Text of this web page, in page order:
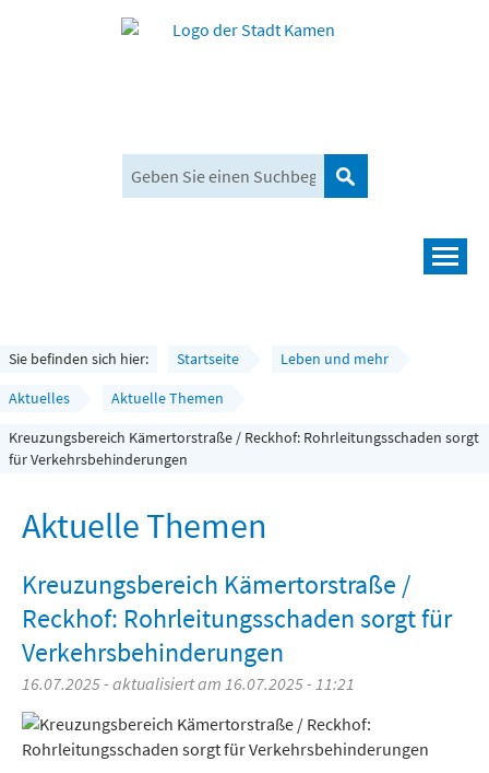
Suchen
Rathaus und Bürgerservice
Wirtschaft und Planen
Umwelt, Klima und Mobilität
Sie befinden sich hier: Startseite
Leben und mehr
Aktuelles
Aktuelle Themen
Kreuzungsbereich Kämertorstraße / Reckhof: Rohrleitungsschaden sorgt
für Verkehrsbehinderungen
Aktuelle Themen
Kreuzungsbereich Kämertorstraße /
Reckhof: Rohrleitungsschaden sorgt für
Verkehrsbehinderungen
16.07.2025 - aktualisiert am 16.07.2025 - 11:21